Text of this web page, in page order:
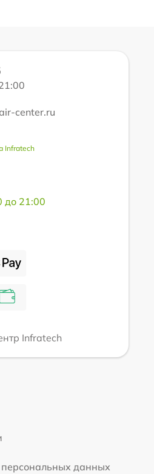
center.ru
Infratech
до 21:00
Infratech
персональных данных